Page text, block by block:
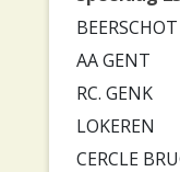
BEERSCHOT
AA GENT
RC. GENK
LOKEREN
CERCLE